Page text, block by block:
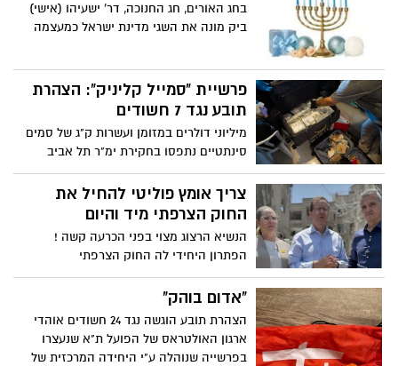
בחג האורים, חג החנוכה, דר' ישעיהו (אישי)
ביק מונה את השגי מדינת ישראל כמעצמה
פרשיית "סמייל קליניק": הצהרת
תובע נגד 7 חשודים
מיליוני דולרים במזומן ועשרות ק"ג של סמים
סינתטיים נתפסו בחקירת ימ"ר תל אביב
צריך אומץ פוליטי להחיל את
החוק הצרפתי מיד והיום
הנשיא הרצוג מצוי בפני הכרעה קשה !
הפתרון היחידי לה החוק הצרפתי
"אדום בוהק"
הצהרת תובע הוגשה נגד 24 חשודים אוהדי
ארגון האולטראס של הפועל ת"א שנעצרו
בפרשייה שנוהלה ע"י היחידה המרכזית של